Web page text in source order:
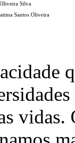
Silva
Santos Oliveira